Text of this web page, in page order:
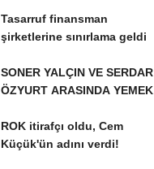
Tasarruf finansman
şirketlerine sınırlama geldi
SONER YALÇIN VE SERDAR
ÖZYURT ARASINDA YEMEK
ROK itirafçı oldu, Cem
Küçük'ün adını verdi!